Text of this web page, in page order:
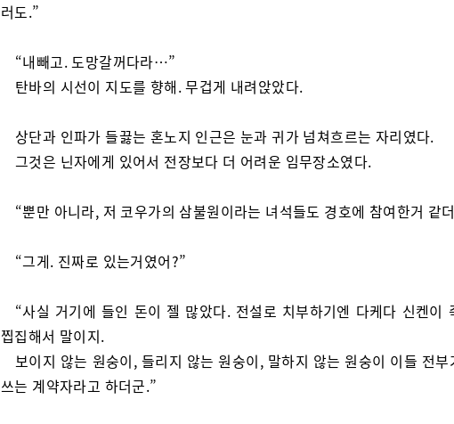
러도.”
“내빼고. 도망갈꺼다라…”
탄바의 시선이 지도를 향해. 무겁게 내려앉았다.
상단과 인파가 들끓는 혼노지 인근은 눈과 귀가 넘쳐흐르는 자리였다.
그것은 닌자에게 있어서 전장보다 더 어려운 임무장소였다.
“뿐만 아니라, 저 코우가의 삼불원이라는 녀석들도 경호에 참여한거 같
“그게. 진짜로 있는거였어?”
“사실 거기에 들인 돈이 젤 많았다. 전설로 치부하기엔 다케다 신켄이
찝집해서 말이지.
보이지 않는 원숭이, 들리지 않는 원숭이, 말하지 않는 원숭이 이들 전부
쓰는 계약자라고 하더군.”